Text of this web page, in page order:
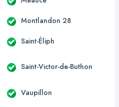
Montlandon 28
Saint-Éliph
Saint-Victor-de-Buthon
Vaupillon